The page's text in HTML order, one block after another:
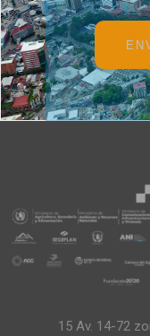
15 Av. 14-72